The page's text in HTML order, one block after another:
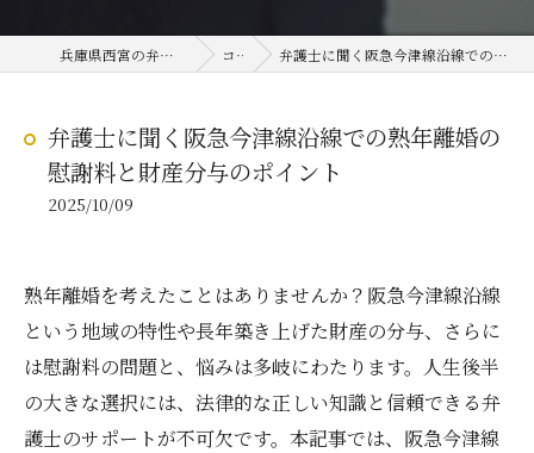
兵庫県西宮の弁護士なら英幸法律事務所 コラム 弁護士に聞く阪急今津線沿線での熟年離婚の慰謝料と財産分与のポイント
弁護士に聞く阪急今津線沿線での熟年離婚の
慰謝料と財産分与のポイント
2025/10/09
熟年離婚を考えたことはありませんか？阪急今津線沿線
という地域の特性や長年築き上げた財産の分与、さらに
は慰謝料の問題と、悩みは多岐にわたります。人生後半
の大きな選択には、法律的な正しい知識と信頼できる弁
護士のサポートが不可欠です。本記事では、阪急今津線